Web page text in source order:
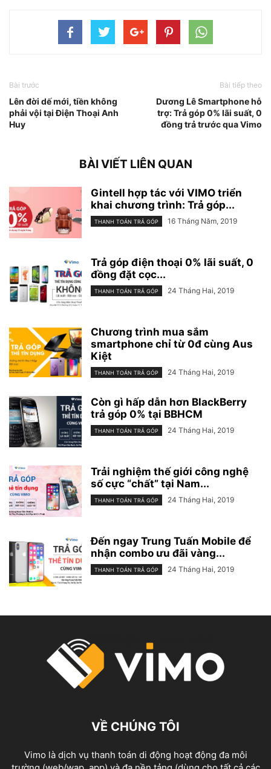
Bài trước
Lên đời dế mới, tiền không
phải vội tại Điện Thoại Anh
Huy
Bài tiếp theo
Dương Lê Smartphone hỗ
trợ: Trả góp 0% lãi suất, 0
đồng trả trước qua Vimo
BÀI VIẾT LIÊN QUAN
Gintell hợp tác với VIMO triển
khai chương trình: Trả góp...
THANH TOÁN TRẢ GÓP 16 Tháng Năm, 2019
Trả góp điện thoại 0% lãi suất, 0
đồng đặt cọc...
THANH TOÁN TRẢ GÓP 24 Tháng Hai, 2019
Chương trình mua sắm
smartphone chỉ từ 0đ cùng Aus
Kiệt
THANH TOÁN TRẢ GÓP 24 Tháng Hai, 2019
Còn gì hấp dẫn hơn BlackBerry
trả góp 0% tại BBHCM
THANH TOÁN TRẢ GÓP 24 Tháng Hai, 2019
Trải nghiệm thế giới công nghệ
số cực “chất” tại Nam...
THANH TOÁN TRẢ GÓP 24 Tháng Hai, 2019
Đến ngay Trung Tuấn Mobile để
nhận combo ưu đãi vàng...
THANH TOÁN TRẢ GÓP 24 Tháng Hai, 2019
VỀ CHÚNG TÔI
Vimo là dịch vụ thanh toán di động hoạt động đa môi